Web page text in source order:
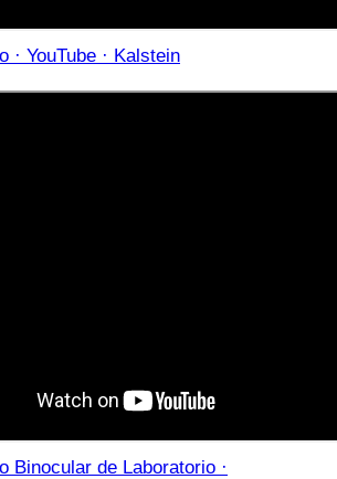
· YouTube · Kalstein
Binocular de Laboratorio ·